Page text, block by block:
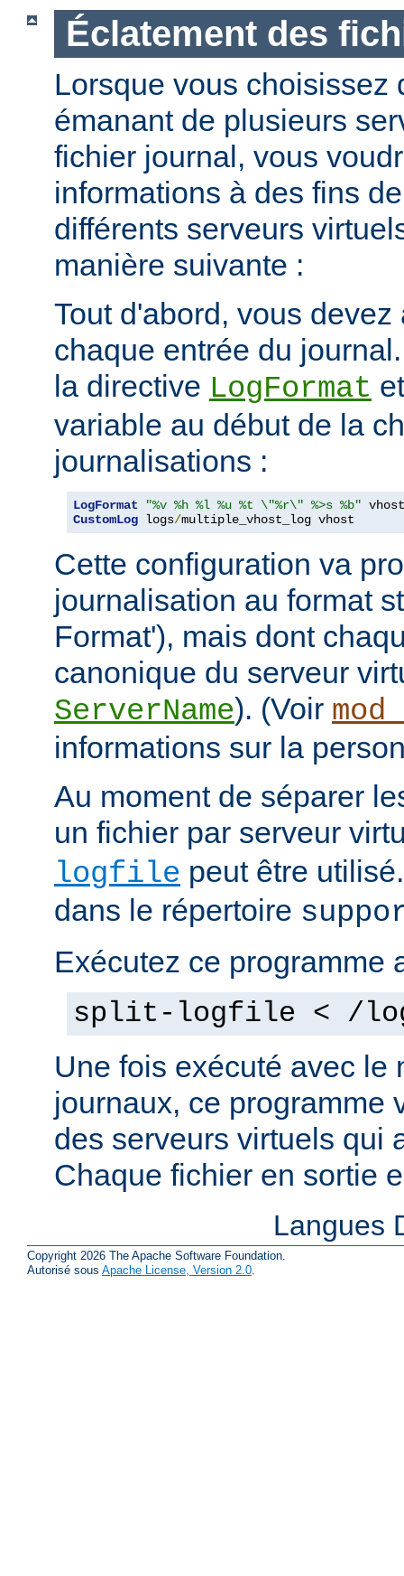
Éclatement des
Lorsque vous choisissez
émanant de plusieurs
fichier journal, vous
informations à des fins
différents serveurs
manière suivante :
Tout d'abord, vous
chaque entrée du
la directive LogFormat
variable au début de la
journalisations :
LogFormat
"%v %h %l %u %t \"%r\" %>s %b"
CustomLog logs/multiple_vhost_log vhost
Cette configuration va
journalisation au format
Format'), mais dont
canonique du serveur
ServerName). (Voir
informations sur la
Au moment de séparer
un fichier par serveur
logfile peut être
dans le répertoire
Exécutez ce programme
split-logfile < /
Une fois exécuté avec le
journaux, ce programme
des serveurs virtuels qui
Chaque fichier en sortie
Langues
Copyright 2026 The Apache Software Foundation.
Autorisé sous Apache License, Version 2.0.